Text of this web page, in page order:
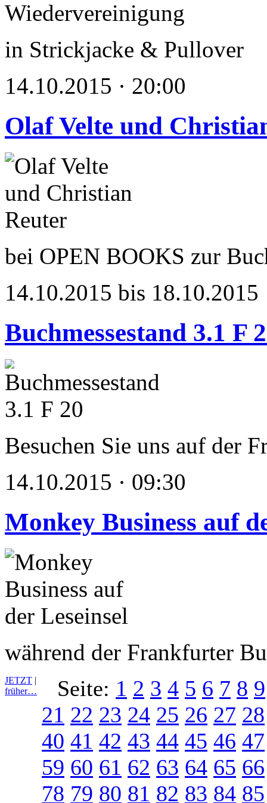
in Strickjacke & Pullover
14.10.2015 · 20:00
Olaf Velte und
bei OPEN BOOKS zur
14.10.2015 bis 18.10.2015
Buchmessestand 3.1 F
Besuchen Sie uns auf der
14.10.2015 · 09:30
Monkey Business auf
während der Frankfurter
JETZT |
früher…
Seite: 1 2 3 4 5 6 7 8 9
21 22 23 24 25 26 27 28
40 41 42 43 44 45 46 47
59 60 61 62 63 64 65 66
78 79 80 81 82 83 84 85